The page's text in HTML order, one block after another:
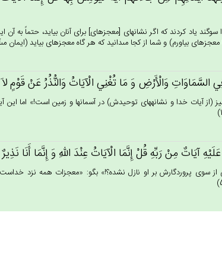
سوگند ياد كردند كه اگر نشانه‏اى [معجزه‏اى‏] براى آنان بيايد، حتماً
بياورم) و شما از كجا مى‏دانيد كه هر گاه معجزه‏اى بيايد (ايمان
السَّمَاوَات‌ِ وَالْأَرْض‌ِ وَ مَا تُغْنِي‌ الْآيَات‌ُ وَالنُّذُرُ عَنْ‌ قَوْم‌ٍ لاَ
(از آيات خدا و نشانه‏هاى توحيدش) در آسمانها و زمين است!» اما اين
عَلَيْه‌ِ آيَات‌ٌ مِنْ‌ رَبِّه‌ِ قُل‌ْ إِنَّمَا الْآيَات‌ُ عِنْدَ الله‌ِ وَ إِنَّمَا أَنَا
از سوى پروردگارش بر او نازل نشده؟!» بگو: «معجزات همه نزد